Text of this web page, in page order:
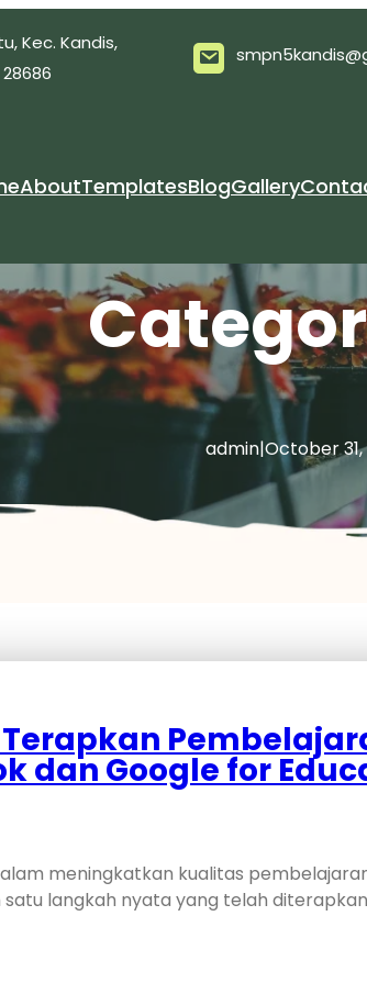
Kec. Kandis,
AboutTemplatesBlogGallery
admin|October 31,
Terapkan
dan Google for
meningkatkan kualitas
langkah nyata yang telah